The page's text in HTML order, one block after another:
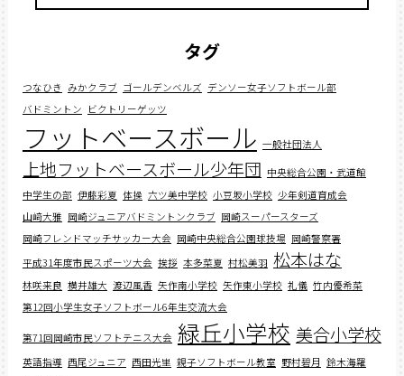
タグ
つなひき みかクラブ ゴールデンベルズ デンソー女子ソフトボール部
バドミントン ビクトリーゲッツ
フットベースボール 一般社団法人
上地フットベースボール少年団 中央総合公園・武道館
中学生の部 伊藤彩夏 体操 六ツ美中学校 小豆坂小学校 少年剣道育成会
山﨑大雅 岡崎ジュニアバドミントンクラブ 岡崎スーパースターズ
岡崎フレンドマッチサッカー大会 岡崎中央総合公園球技場 岡崎警察署
平成31年度市民スポーツ大会 挨拶 本多菜夏 村松美羽 松本はな
林咲来良 横井雄大 渡辺風香 矢作南小学校 矢作東小学校 礼儀 竹内優希菜
第12回小学生女子ソフトボール6年生交流大会
第71回岡崎市民ソフトテニス大会 緑丘小学校 美合小学校
英語指導 西尾ジュニア 西田光里 親子ソフトボール教室 野村碧月 鈴木海羅